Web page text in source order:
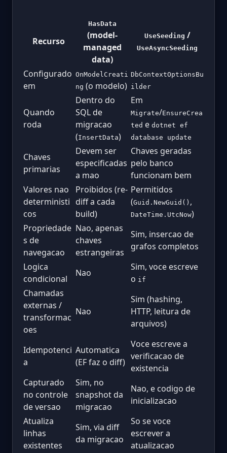
Recurso
HasData
(model-
managed
data)
UseSeeding /
UseAsyncSeeding
Configurado
em
OnModelCreati
ng (o modelo)
DbContextOptionsBu
ilder
Quando
roda
Dentro do
SQL de
migracao
(InsertData)
Em
Migrate/EnsureCrea
ted e dotnet ef
database update
Chaves
primarias
Devem ser
especificadas
a mao
Chaves geradas
pelo banco
funcionam bem
Valores nao
deterministi
cos
Proibidos (re-
diff a cada
build)
Permitidos
(Guid.NewGuid() ,
DateTime.UtcNow)
Propriedade
s de
navegacao
Nao, apenas
chaves
estrangeiras
Sim, insercao de
grafos completos
Logica
condicional
Nao
Sim, voce escreve
o if
Chamadas
externas /
transformac
oes
Nao
Sim (hashing,
HTTP, leitura de
arquivos)
Idempotenci
a
Automatica
(EF faz o diff)
Voce escreve a
verificacao de
existencia
Capturado
no controle
de versao
Sim, no
snapshot da
migracao
Nao, e codigo de
inicializacao
Atualiza
linhas
existentes
Sim, via diff
da migracao
So se voce
escrever a
atualizacao